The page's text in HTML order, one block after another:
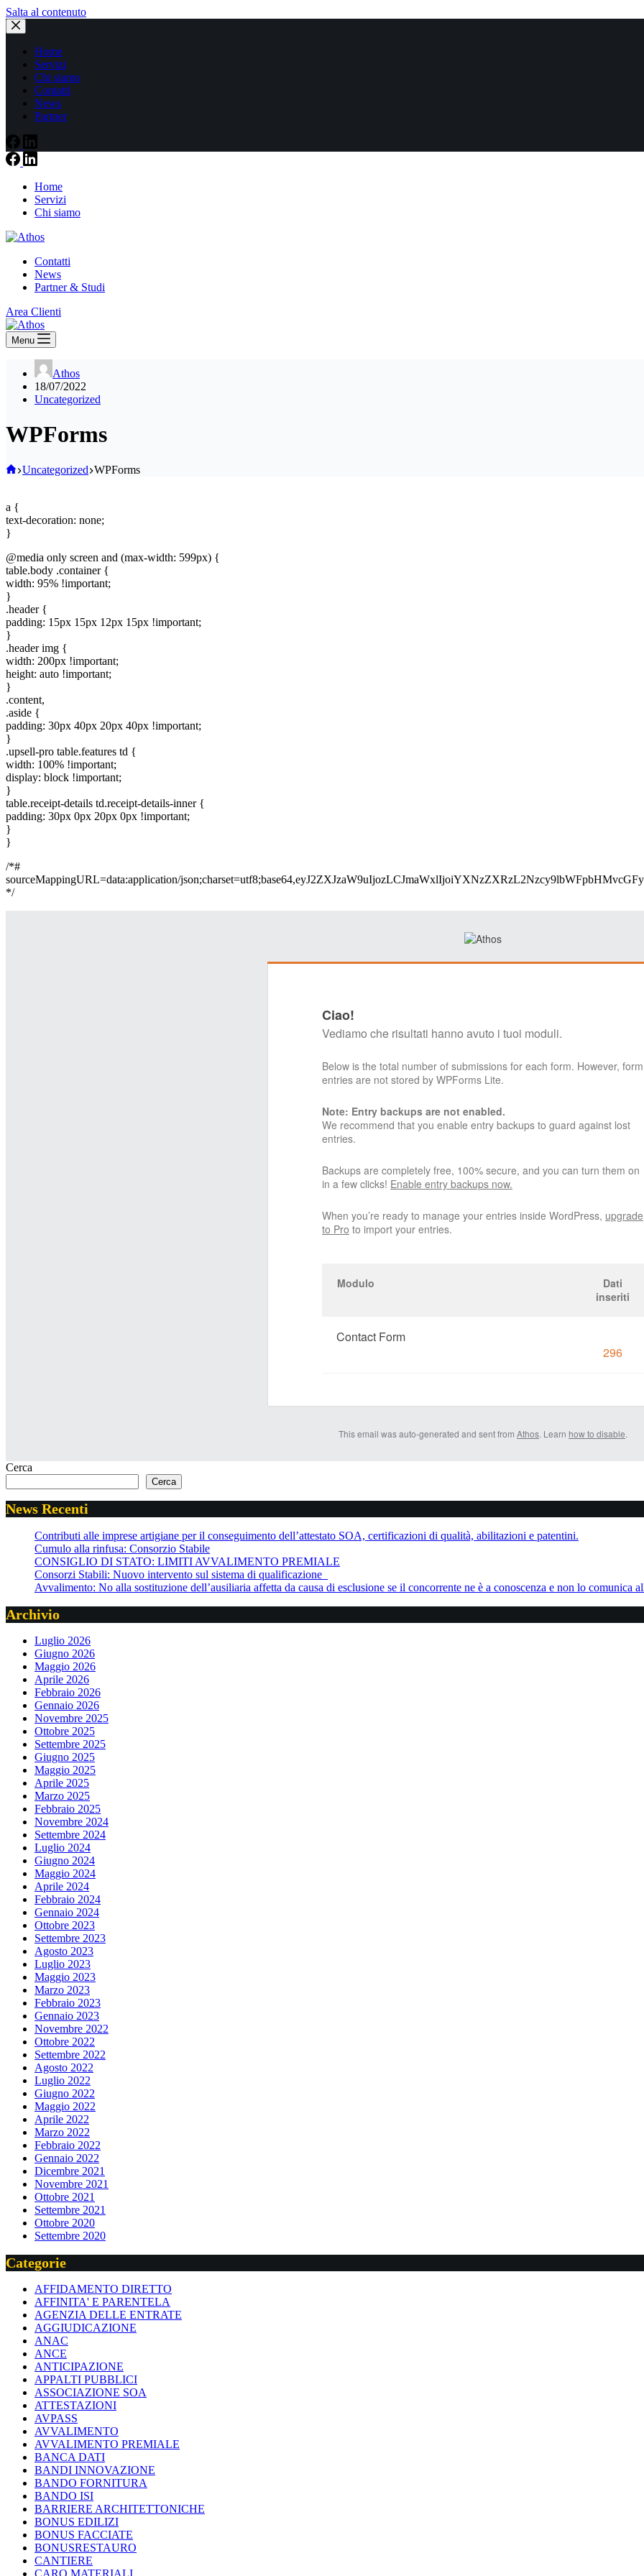
Salta al contenuto
Home
Servizi
Chi siamo
Contatti
News
Partner
Home
Servizi
Chi siamo
Contatti
News
Partner & Studi
Area Clienti
Menu
Athos
18/07/2022
Uncategorized
WPForms
Home
Uncategorized WPForms
a {
text-decoration: none;
}
@media only screen and (max-width: 599px) {
table.body .container {
width: 95% !important;
}
.header {
padding: 15px 15px 12px 15px !important;
}
.header img {
width: 200px !important;
height: auto !important;
}
.content,
.aside {
padding: 30px 40px 20px 40px !important;
}
.upsell-pro table.features td {
width: 100% !important;
display: block !important;
}
table.receipt-details td.receipt-details-inner {
padding: 30px 0px 20px 0px !important;
}
}
/*#
sourceMappingURL=data:application/
*/
Ciao!
Vediamo che risultati hanno avuto i tuoi moduli.
Below is the total number of submissions for each form. However, form
entries are not stored by WPForms Lite.
Note: Entry backups are not enabled.
We recommend that you enable entry backups to guard against lost
entries.
Backups are completely free, 100% secure, and you can turn them on
in a few clicks! Enable entry backups now.
When you’re ready to manage your entries inside WordPress, upgrade
to Pro to import your entries.
Modulo
Dati
inseriti
Contact Form
296
This email was auto-generated and sent from Athos. Learn how to disable.
Cerca
Cerca
News Recenti
Contributi alle imprese artigiane per il conseguimento dell’attestato SOA, certificazioni di qualità, abilitazioni e patentini.
Cumulo alla rinfusa: Consorzio Stabile
CONSIGLIO DI STATO: LIMITI AVVALIMENTO PREMIALE
Consorzi Stabili: Nuovo intervento sul sistema di qualificazione
Avvalimento: No alla sostituzione dell’ausiliaria affetta da causa di esclusione se il concorrente ne è a conoscenza e non lo comunica
Archivio
Luglio 2026
Giugno 2026
Maggio 2026
Aprile 2026
Febbraio 2026
Gennaio 2026
Novembre 2025
Ottobre 2025
Settembre 2025
Giugno 2025
Maggio 2025
Aprile 2025
Marzo 2025
Febbraio 2025
Novembre 2024
Settembre 2024
Luglio 2024
Giugno 2024
Maggio 2024
Aprile 2024
Febbraio 2024
Gennaio 2024
Ottobre 2023
Settembre 2023
Agosto 2023
Luglio 2023
Maggio 2023
Marzo 2023
Febbraio 2023
Gennaio 2023
Novembre 2022
Ottobre 2022
Settembre 2022
Agosto 2022
Luglio 2022
Giugno 2022
Maggio 2022
Aprile 2022
Marzo 2022
Febbraio 2022
Gennaio 2022
Dicembre 2021
Novembre 2021
Ottobre 2021
Settembre 2021
Ottobre 2020
Settembre 2020
Categorie
AFFIDAMENTO DIRETTO
AFFINITA' E PARENTELA
AGENZIA DELLE ENTRATE
AGGIUDICAZIONE
ANAC
ANCE
ANTICIPAZIONE
APPALTI PUBBLICI
ASSOCIAZIONE SOA
ATTESTAZIONI
AVPASS
AVVALIMENTO
AVVALIMENTO PREMIALE
BANCA DATI
BANDI INNOVAZIONE
BANDO FORNITURA
BANDO ISI
BARRIERE ARCHITETTONICHE
BONUS EDILIZI
BONUS FACCIATE
BONUSRESTAURO
CANTIERE